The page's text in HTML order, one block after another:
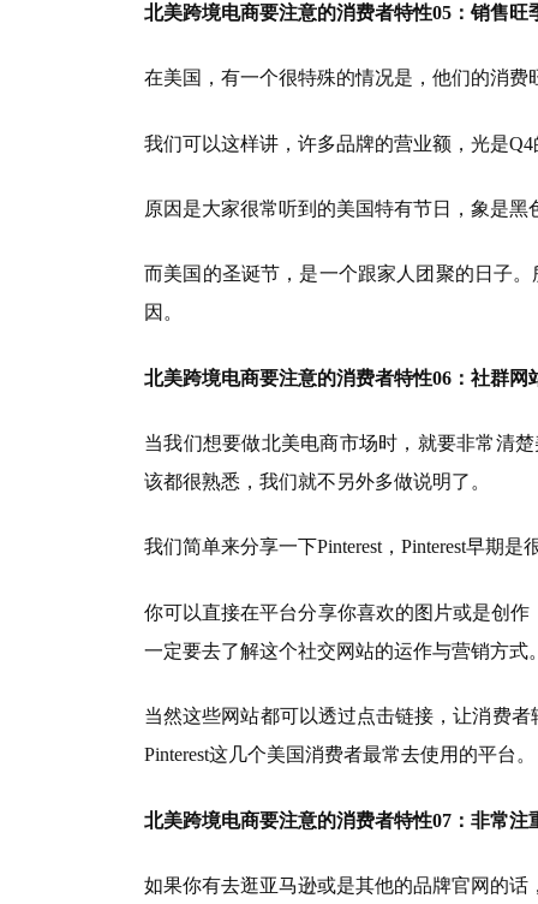
北美跨境电商要注意的消费者特性05：销售旺
在美国，有一个很特殊的情况是，他们的消
我们可以这样讲，许多品牌的营业额，光是
原因是大家很常听到的美国特有节日，象是
而美国的圣诞节，是一个跟家人团聚的日子
因。
北美跨境电商要注意的消费者特性06：社群网
当我们想要做北美电商市场时，就要非常清楚
该都很熟悉，我们就不另外多做说明了。
我们简单来分享一下Pinterest，Pinterest早期
你可以直接在平台分享你喜欢的图片或是创
一定要去了解这个社交网站的运作与营销方式
当然这些网站都可以透过点击链接，让消费者
Pinterest这几个美国消费者最常去使用的平台。
北美跨境电商要注意的消费者特性07：非常注
如果你有去逛亚马逊或是其他的品牌官网的